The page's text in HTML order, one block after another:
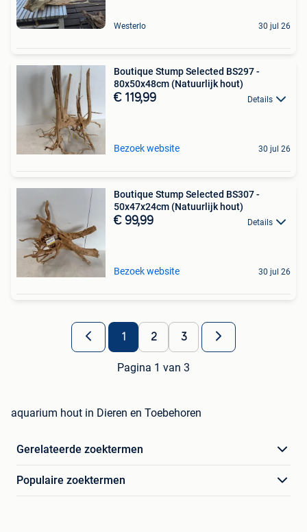
Westerlo 30 jul 26
Boutique Stump Selected BS297 -
80x50x48cm (Natuurlijk hout)
€ 119,99 Details
Bezoek website 30 jul 26
Boutique Stump Selected BS307 -
50x47x24cm (Natuurlijk hout)
€ 99,99 Details
Bezoek website 30 jul 26
1 2 3
Pagina 1 van 3
aquarium hout in Dieren en Toebehoren
Gerelateerde zoektermen
Populaire zoektermen